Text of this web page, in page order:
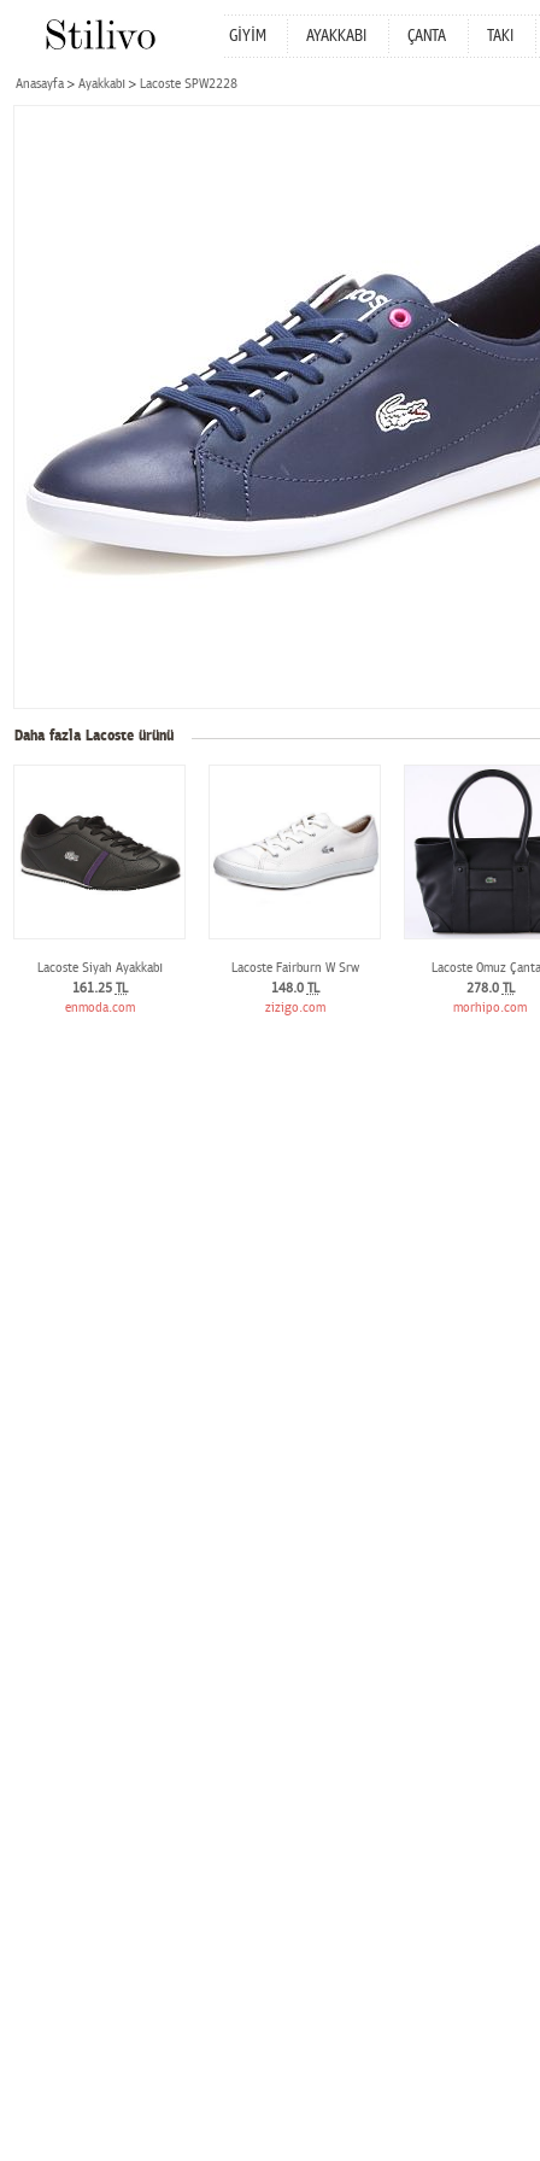
GİYİM AYAKKABI ÇANTA TAKI
Anasayfa Ayakkabı Lacoste SPW2228
Daha fazla Lacoste ürünü
Lacoste Siyah Ayakkabı
161.25 TL
enmoda.com
Lacoste Fairburn W Srw
148.0 TL
zizigo.com
Lacoste Omuz
278.0 TL
morhipo.com